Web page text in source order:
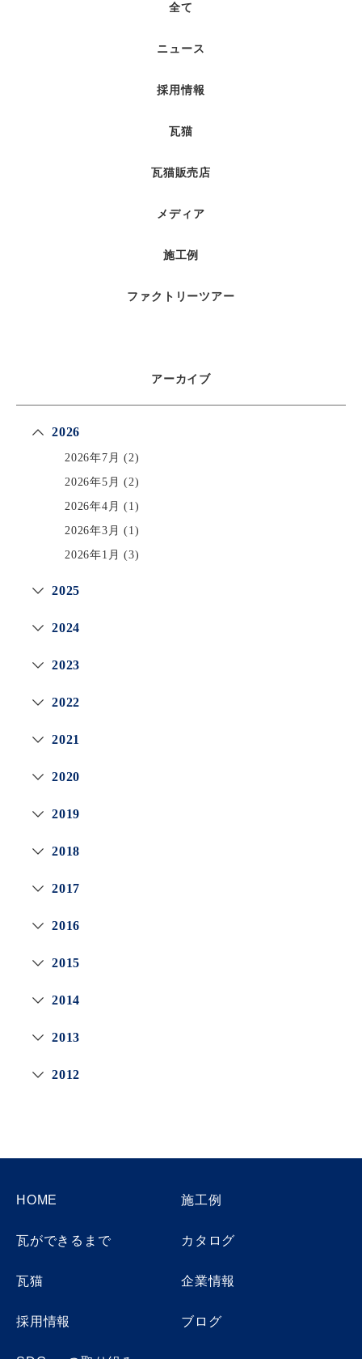
全て
ニュース
採用情報
瓦猫
瓦猫販売店
メディア
施工例
ファクトリーツアー
アーカイブ
2026
2026年7月 (2)
2026年5月 (2)
2026年4月 (1)
2026年3月 (1)
2026年1月 (3)
2025
2024
2023
2022
2021
2020
2019
2018
2017
2016
2015
2014
2013
2012
HOME 施工例
瓦ができるまで カタログ
瓦猫 企業情報
採用情報 ブログ